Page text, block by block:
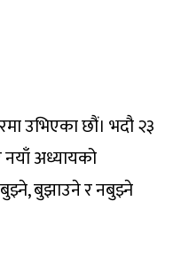
उभिएका छौं। भदौ २३
नयाँ अध्यायको
बुझाउने र नबुझ्ने